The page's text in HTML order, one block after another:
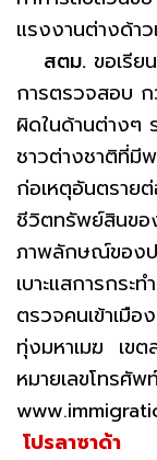
แรงงานต่างด้าว
สตม. ขอเรีย
การตรวจสอบ ก
ผิดในด้านต่างๆ
ชาวต่างชาติที่มี
ก่อเหตุอันตราย
ชีวิตทรัพย์สินขอ
ภาพลักษณ์ของป
เบาะแสการกร
ตรวจคนเข้าเ
ทุ่งมหาเมฆ เข
หมายเลขโทรศั
โปรลาซาด้า